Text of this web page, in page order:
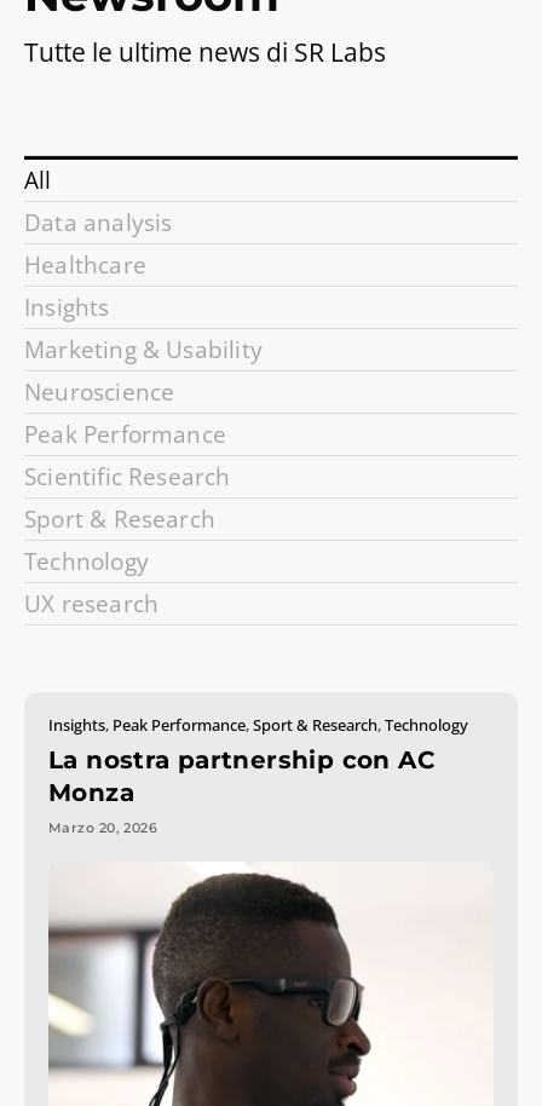
Tutte le ultime news di SR Labs
All
Data analysis
Healthcare
Insights
Marketing & Usability
Neuroscience
Peak Performance
Scientific Research
Sport & Research
Technology
UX research
Insights, Peak Performance,Sport & Research,Technology
La nostra partnership con AC
Monza
Marzo 20, 2026